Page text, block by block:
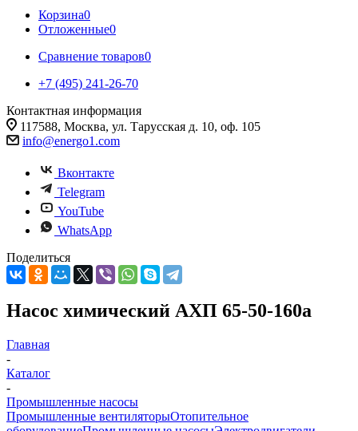
Корзина0
Отложенные0
Сравнение товаров0
+7 (495) 241-26-70
Контактная информация
117588, Москва, ул. Тарусская д. 10, оф. 105
info@energo1.com
Вконтакте
Telegram
YouTube
WhatsApp
Поделиться
Насос химический АХП 65-50-160а
Главная
-
Каталог
-
Промышленные насосы
Промышленные вентиляторыОтопительное